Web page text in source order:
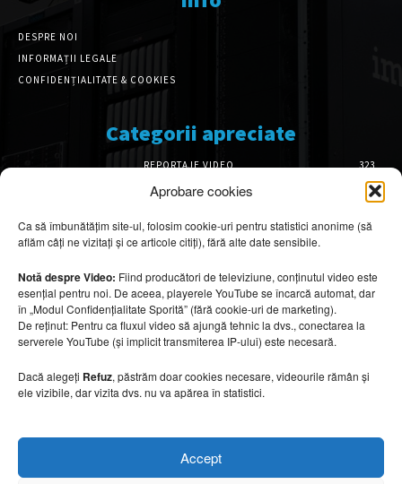
Aprobare cookies
Ca să îmbunătățim site-ul, folosim cookie-uri pentru statistici anonime (să
aflăm câți ne vizitați și ce articole citiți), fără alte date sensibile.
Notă despre Video: Fiind producători de televiziune, conținutul video este
esențial pentru noi. De aceea, playerele YouTube se încarcă automat, dar
în „Modul Confidențialitate Sporită” (fără cookie-uri de marketing).
De reținut: Pentru ca fluxul video să ajungă tehnic la dvs., conectarea la
serverele YouTube (și implicit transmiterea IP-ului) este necesară.
Dacă alegeți Refuz, păstrăm doar cookies necesare, videourile rămân și
ele vizibile, dar vizita dvs. nu va apărea în statistici.
Accept
DESPRE NOI
INFORMAȚII LEGALE
CONFIDENȚIALITATE & COOKIES
Categorii apreciate
REPORTAJE VIDEO
323
AMENAJĂRI INTERIOARE
126
DESIGN INTERIOR
64
ARHITECTURĂ & DESIGN
OPINII & ANALIZE
43
Articole recomandate
Secretele construirii bungalourilor
6 august 2026
Cum amenajezi curtea pentru seri de vară